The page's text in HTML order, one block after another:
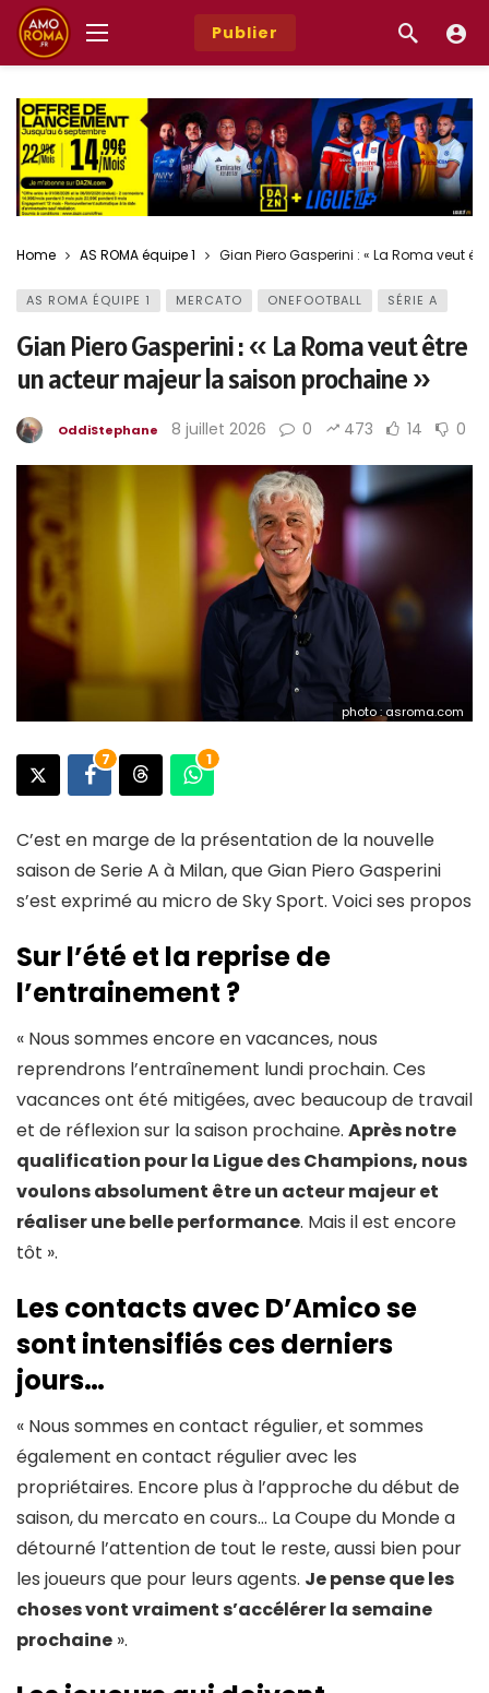
Publier
Home AS ROMA équipe 1 Gian Piero Gasperini : « La Roma veut
AS ROMA ÉQUIPE 1 MERCATO ONEFOOTBALL SÉRIE A
Gian Piero Gasperini : « La Roma veut être
un acteur majeur la saison prochaine »
OddiStephane 8 juillet 2026 0 473 14 0
photo : asroma.com
7 1
C’est en marge de la présentation de la nouvelle
saison de Serie A à Milan, que Gian Piero Gasperini
s’est exprimé au micro de Sky Sport. Voici ses propos
Sur l’été et la reprise de
l’entrainement ?
« Nous sommes encore en vacances, nous
reprendrons l’entraînement lundi prochain. Ces
vacances ont été mitigées, avec beaucoup de travail
et de réflexion sur la saison prochaine. Après notre
qualification pour la Ligue des Champions, nous
voulons absolument être un acteur majeur et
réaliser une belle performance. Mais il est encore
tôt ».
Les contacts avec D’Amico se
sont intensifiés ces derniers
jours…
« Nous sommes en contact régulier, et sommes
également en contact régulier avec les
propriétaires. Encore plus à l’approche du début de
saison, du mercato en cours… La Coupe du Monde a
détourné l’attention de tout le reste, aussi bien pour
les joueurs que pour leurs agents. Je pense que les
choses vont vraiment s’accélérer la semaine
prochaine ».